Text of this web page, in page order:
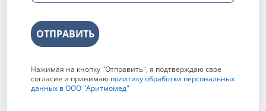
ОТПРАВИТЬ
Нажимая на кнопку "Отправить", я подтверждаю свое
согласие и принимаю политику обработки персональных
данных в ООО "Аритмомед"